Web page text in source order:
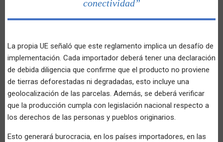
conectividad”
La propia UE señaló que este reglamento implica un desafío de
implementación. Cada importador deberá tener una declaración
de debida diligencia que confirme que el producto no proviene
de tierras deforestadas ni degradadas, esto incluye una
geolocalización de las parcelas. Además, se deberá verificar
que la producción cumpla con legislación nacional respecto a
los derechos de las personas y pueblos originarios.
Esto generará burocracia, en los países importadores, en las